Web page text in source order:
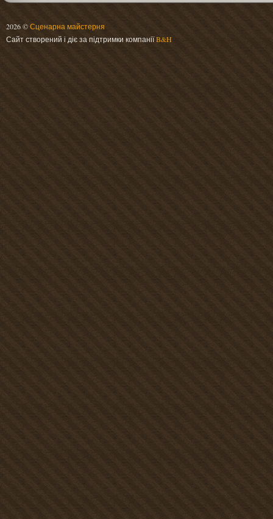
2026 ©Сценарна майстерня
Сайт створений і діє за підтримки компаніїB&H